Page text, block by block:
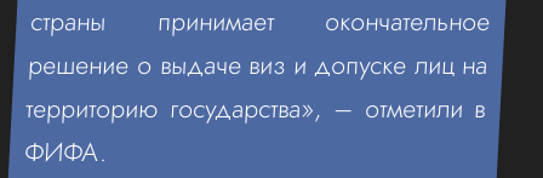
страны принимает окончательное
решение о выдаче виз и допуске лиц на
территорию государства», – отметили в
ФИФА.